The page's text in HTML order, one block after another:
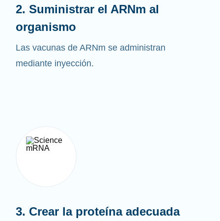
2. Suministrar el ARNm al
organismo
Las vacunas de ARNm se administran
mediante inyección.
3. Crear la proteína adecuada